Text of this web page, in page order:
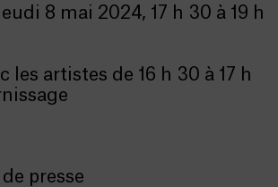
8 mai 2024, 17 h 30 à 19 h
les artistes de 16 h 30 à 17 h
presse